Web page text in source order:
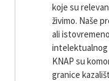
koje su
živimo. Naše
ali
intelektualnog
KNAP su
granice